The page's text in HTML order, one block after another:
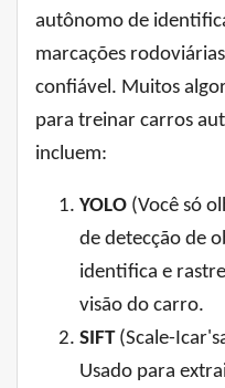
autônomo de
marcações
confiável. Muitos
para treinar carros
incluem:
YOLO (Você só
de detecção de
identifica e
visão do carro.
SIFT(Scale-
Usado para